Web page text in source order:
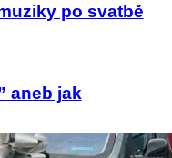
po svatbě
aneb jak